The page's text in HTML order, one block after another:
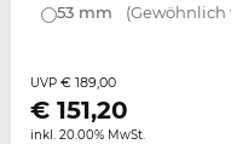
53 mm (Gewöhnlich
UVP € 189,00
€ 151,20
inkl. 20.00% MwSt.